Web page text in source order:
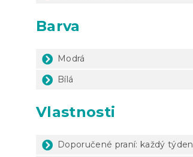
Barva
Modrá
Bílá
Vlastnosti
Doporučené praní: každý